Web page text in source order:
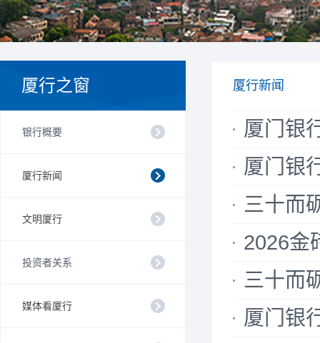
厦行之窗
银行概要
厦行新闻
文明厦行
投资者关系
媒体看厦行
厦行新闻
厦门银
厦门银
三十而
2026金
三十而
厦门银